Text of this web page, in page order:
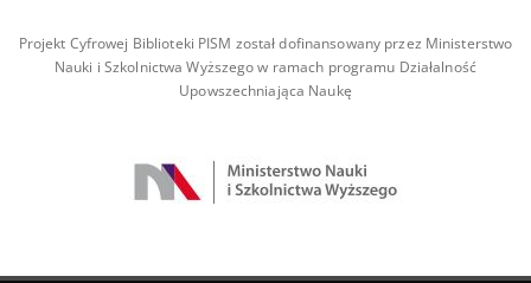
Projekt Cyfrowej Biblioteki PISM został dofinansowany przez Ministerstwo
Nauki i Szkolnictwa Wyższego w ramach programu Działalność
Upowszechniająca Naukę